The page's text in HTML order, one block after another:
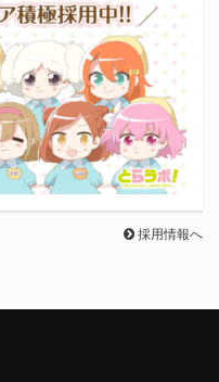
採用情報へ